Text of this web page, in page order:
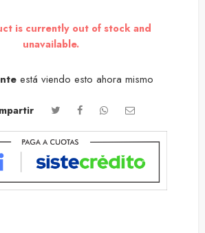
is currently out of stock and
unavailable.
está viendo esto ahora mismo